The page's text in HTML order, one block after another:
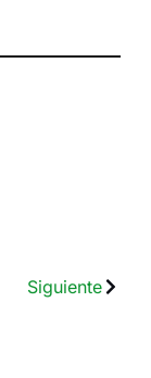
Siguiente